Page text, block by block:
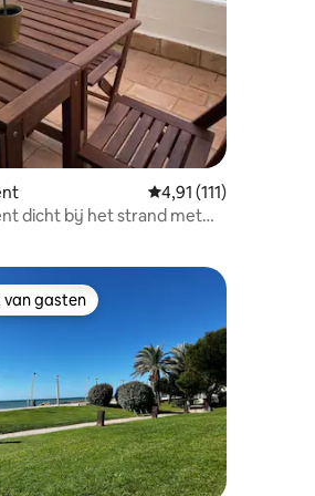
4,99 uit 5, 139 recensies
Gemiddelde
4,91 (111)
dicht bij het strand met
van gasten
van gasten